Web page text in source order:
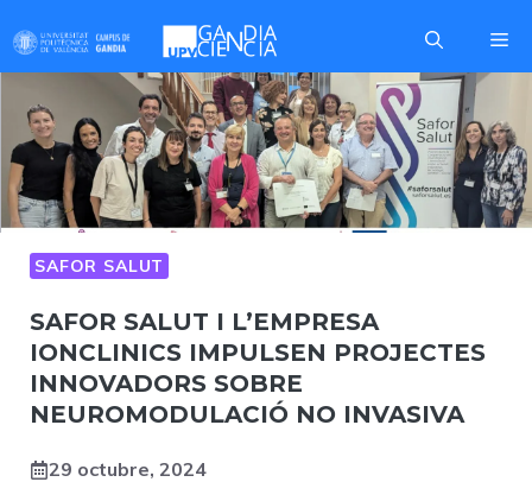
to
content
SAFOR SALUT
SAFOR SALUT I L’EMPRESA
IONCLINICS IMPULSEN PROJECTES
INNOVADORS SOBRE
NEUROMODULACIÓ NO INVASIVA
29 octubre, 2024